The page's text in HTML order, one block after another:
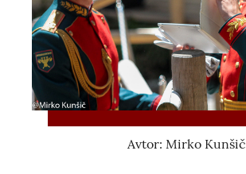
Avtor: Mirko Kunšič